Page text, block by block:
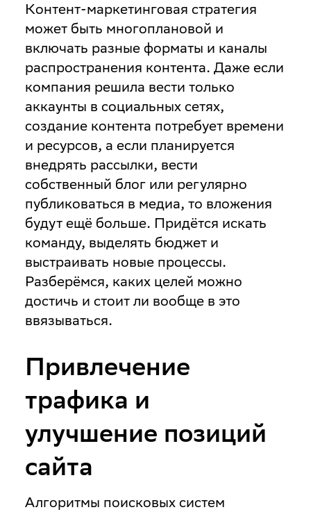
Контент-маркетинговая стратегия
может быть многоплановой и
включать разные форматы и каналы
распространения контента. Даже если
компания решила вести только
аккаунты в социальных сетях,
создание контента потребует времени
и ресурсов, а если планируется
внедрять рассылки, вести
собственный блог или регулярно
публиковаться в медиа, то вложения
будут ещё больше. Придётся искать
команду, выделять бюджет и
выстраивать новые процессы.
Разберёмся, каких целей можно
достичь и стоит ли вообще в это
ввязываться.
Привлечение
трафика и
улучшение позиций
сайта
Алгоритмы поисковых систем